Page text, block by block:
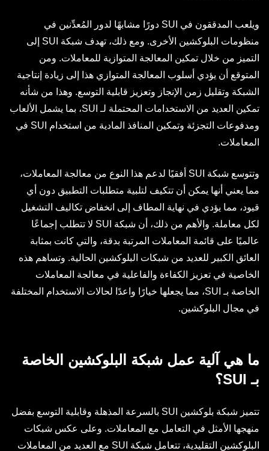
ويلعب المدققون في SUI دورًا مشابهًا لدور المُعدِّنين في
منظومات البلوكشين الأخرى. ومع ذلك، تهدف شبكة SUI إلى
التميز من خلال تمكين المعالجة المتوازية للمعاملات. ومن
المتوقع أن يؤدي أسلوب المعالجة المتوازي هذا إلى زيادة إنتاجية
الشبكة وتقليل زمن الإنجاز وتعزيز قابلية التوسع. وهذا من شأنه
تمكين العديد من الاستخدامات المحتملة لـ SUI، بما يشمل الألعاب
ومدفوعات التجزئة وتمكين المنافذ المادية من استخدام SUI في
المعاملات.
وتتوسع شبكة SUI أفقيًا لدعم هذا النوع من معالجة المعاملات،
مما يعني أنها يمكن أن تتكيف لتلبية متطلبات التطبيق دون أي
قيود، مما يؤدي في نهاية المطاف إلى انخفاض تكاليف التشغيل
لكل معاملة. والأهم من ذلك، أن شبكة SUI لا تتطلب إجماعًا
عالميًا على قائمة المعاملات المرتبة بدقة، والتي كانت بمثابة
العائق الكبير للعديد من شبكات البلوكشين الحالية. وتساهم هذه
الخاصية في تعزيز الكفاءة والفاعلية في معالجة المعاملات
الخاصة بـ SUI، مما يجعلها خيارًا واعدًا لحالات الاستخدام المختلفة
في مجال البلوكشين.
ما هي آلية عمل شبكة البلوكشين الخاصة
بـ SUI؟
تتميز شبكة بلوكشين SUI بالسرعة المذهلة وقابلية التوسع بفضل
منهجها الأمثل في التعامل مع المعاملات. وعلى عكس شبكات
البلوكشين التقليدية، تتعامل شبكة SUI مع العديد من المعاملات